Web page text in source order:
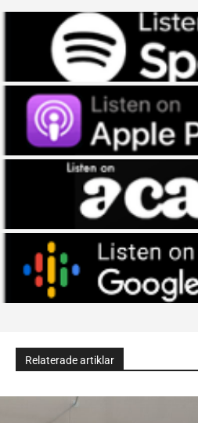
Relaterade artiklar